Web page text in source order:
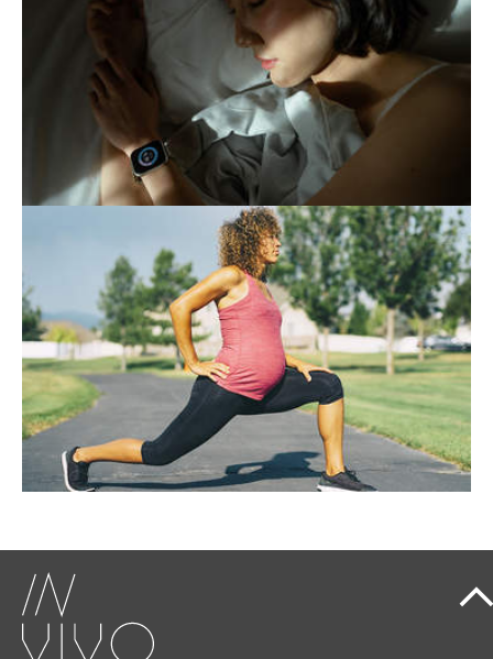
Veiller à son sommeil contribue à une bonne
hygiène de vie. Mais lorsque cette attention
devient excessive, elle peut aggraver
l'insomnie.
LE SPORT, MEILLEUR AMI DE
LA FEMME ENCEINTE
Contrairement aux idées reçues, il est
possible et même conseillé de mener des
activités sportives durant la grossesse.